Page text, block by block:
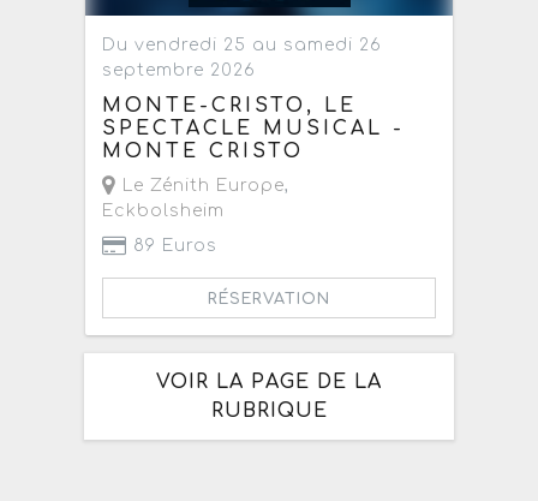
Du vendredi 25 au samedi 26
septembre 2026
MONTE-CRISTO, LE
SPECTACLE MUSICAL -
MONTE CRISTO
Le Zénith Europe,
Eckbolsheim
89 Euros
RÉSERVATION
VOIR LA PAGE DE LA
RUBRIQUE